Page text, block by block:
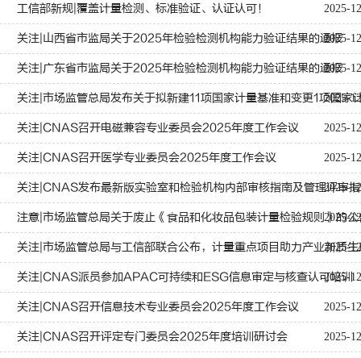
工信部新规|覆盖计量检测、标准验证、认证认可！ 2025-
关注|山西省市监局关于2025年检验检测机构能力验证结果的通报
2025-
关注|广东省市监局关于2025年检验检测机构能力验证结果的通报
2025-
关注|市场监管总局发布关于拟新建11项国家计量基准和变更1项国家
2025-
关注|CNAS召开电磁兼容专业委员会2025年度工作会议 2025-
关注|CNAS召开医学专业委员会2025年度工作会议 2025-
关注|CNAS发布最新版实验室和检验机构内部审核指南及管理评审
2025-
注意|市场监管总局关于废止《食品和化妆品包装计量检验规则》的
2025-
关注|市场监管总局与工信部联合公布，计量重点项目助力产业新质
2025-
关注|CNAS派员参加APAC可持续和ESG信息审定与核查认可培训
2025-
关注|CNAS召开信息技术专业委员会2025年度工作会议 2025-
关注|CNAS召开评定专门委员会2025年度培训研讨会 2025-